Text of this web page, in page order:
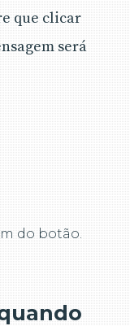
que clicar
será
do botão.